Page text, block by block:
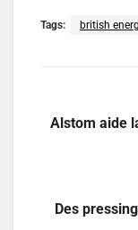
Tags: british
Alstom aide
Des